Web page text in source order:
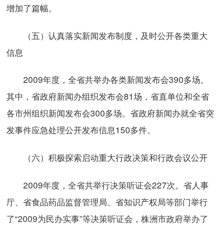
增加了篇幅。
（五）认真落实新闻发布制度，及时公开各类重大
信息
2009年度，全省共举办各类新闻发布会390多场。
其中，省政府新闻办组织发布会81场，省直单位和全省
各市州组织新闻发布会300多场。省政府新闻办就全省突
发事件应急处理公开发布信息150多件。
（六）积极探索启动重大行政决策和行政会议公开
2009年度，全省共举行决策听证会227次。省人事
厅、省食品药品监督管理局、省知识产权局等部门举行
了“2009为民办实事”等决策听证会，株洲市政府举办了